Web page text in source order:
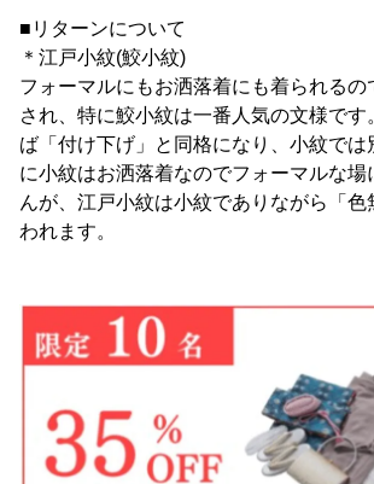
■リターンについて
＊江戸小紋(鮫小紋)
フォーマルにもお洒落着にも着られるの
され、特に鮫小紋は一番人気の文様で
ば「付け下げ」と同格になり、小紋では
に小紋はお洒落着なのでフォーマルな場
んが、江戸小紋は小紋でありながら「色
われます。